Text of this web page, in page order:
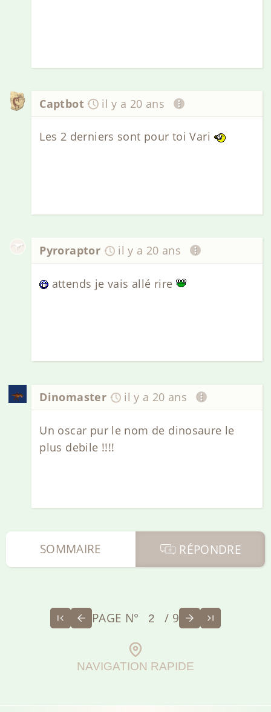
Captbot il y a 20 ans
Les 2 derniers sont pour toi Vari
Pyroraptor il y a 20 ans
attends je vais allé rire
Dinomaster il y a 20 ans
Un oscar pur le nom de dinosaure le
plus debile !!!!
RÉPONDRE
SOMMAIRE
PAGE N° / 9
NAVIGATION RAPIDE